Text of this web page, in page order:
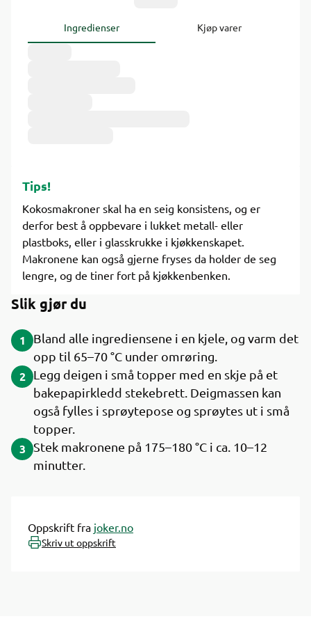
Ingredienser Kjøp varer
Tips!
Kokosmakroner skal ha en seig konsistens, og er
derfor best å oppbevare i lukket metall- eller
plastboks, eller i glasskrukke i kjøkkenskapet.
Makronene kan også gjerne fryses da holder de seg
lengre, og de tiner fort på kjøkkenbenken.
Slik gjør du
1
Bland alle ingrediensene i en kjele, og varm det
opp til 65–70 °C under omrøring.
2 Legg deigen i små topper med en skje på et
bakepapirkledd stekebrett. Deigmassen kan
også fylles i sprøytepose og sprøytes ut i små
topper.
3
Stek makronene på 175–180 °C i ca. 10–12
minutter.
Oppskrift fra joker.no
Skriv ut oppskrift